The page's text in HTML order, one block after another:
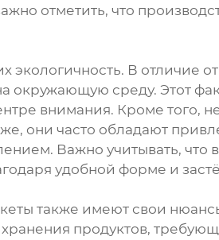
отметить, что
В отличие
окружающую среду. Этот
внимания. Кроме того,
они часто обладают
Важно учитывать, что
удобной форме и
также имеют свои
продуктов,